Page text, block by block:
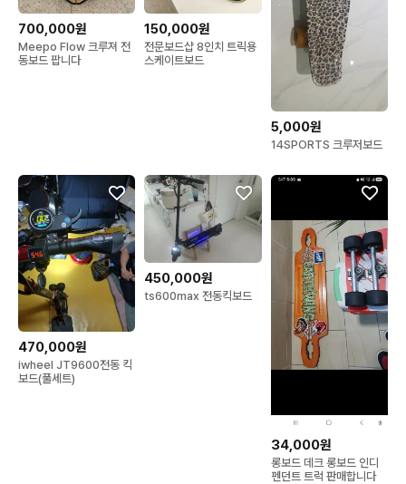
700,000원
Meepo Flow 크루져 전
동보드 팝니다
150,000원
전문보드샵 8인치 트릭용
스케이트보드
5,000원
14SPORTS 크루저보드
470,000원
iwheel JT9600전동 킥
보드(풀세트)
450,000원
ts600max 전동킥보드
34,000원
롱보드 데크 롱보드 인디
펜던트 트럭 판매합니다